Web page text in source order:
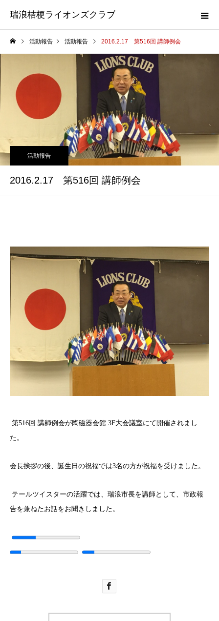
瑞浪桔梗ライオンズクラブ
活動報告 活動報告 2016.2.17 第516回 講師例会
活動報告
2016.2.17 第516回 講師例会
第516回 講師例会が陶磁器会館 3F大会議室にて開催されまし
た。
会長挨拶の後、誕生日の祝福では3名の方が祝福を受けました。
テールツイスターの活躍では、瑞浪市長を講師として、市政報
告を兼ねたお話をお聞きしました。